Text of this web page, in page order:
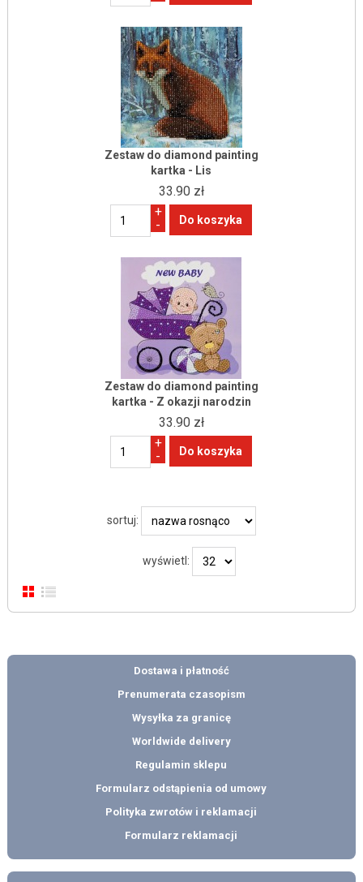
Zestaw do diamond painting
kartka - Lis
33.90 zł
+
-
Zestaw do diamond painting
kartka - Z okazji narodzin
33.90 zł
+
-
sortuj:
wyświetl:
Dostawa i płatność
Prenumerata czasopism
Wysyłka za granicę
Worldwide delivery
Regulamin sklepu
Formularz odstąpienia od umowy
Polityka zwrotów i reklamacji
Formularz reklamacji